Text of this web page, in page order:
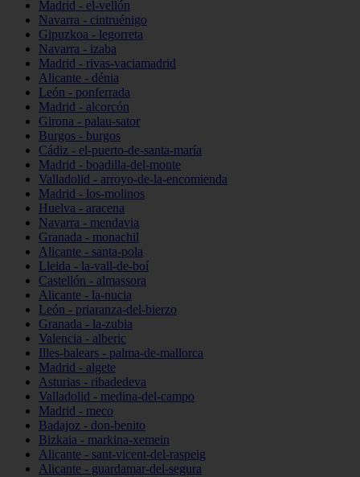
Madrid - el-vellón
Navarra - cintruénigo
Gipuzkoa - legorreta
Navarra - izaba
Madrid - rivas-vaciamadrid
Alicante - dénia
León - ponferrada
Madrid - alcorcón
Girona - palau-sator
Burgos - burgos
Cádiz - el-puerto-de-santa-maría
Madrid - boadilla-del-monte
Valladolid - arroyo-de-la-encomienda
Madrid - los-molinos
Huelva - aracena
Navarra - mendavia
Granada - monachil
Alicante - santa-pola
Lleida - la-vall-de-boí
Castellón - almassora
Alicante - la-nucia
León - priaranza-del-bierzo
Granada - la-zubia
Valencia - alberic
Illes-balears - palma-de-mallorca
Madrid - algete
Asturias - ribadedeva
Valladolid - medina-del-campo
Madrid - meco
Badajoz - don-benito
Bizkaia - markina-xemein
Alicante - sant-vicent-del-raspeig
Alicante - guardamar-del-segura